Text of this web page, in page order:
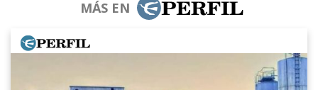
MÁS EN